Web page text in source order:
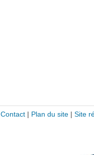
Contact| Plan du site| Site